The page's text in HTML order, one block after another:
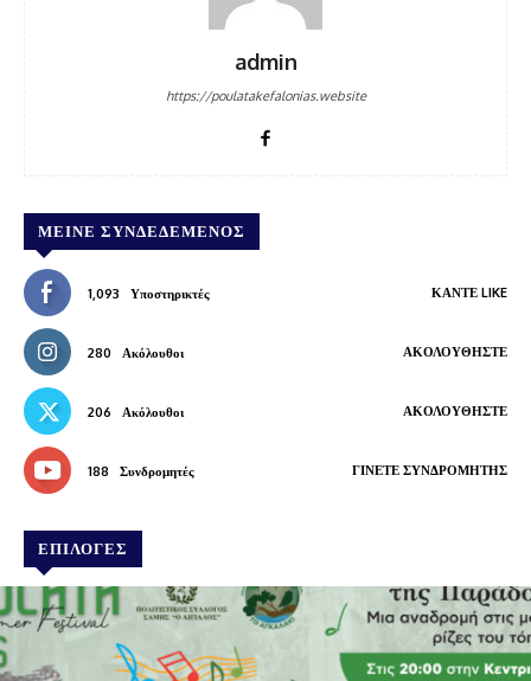
admin
https://poulatakefalonias.website
ΜΕΊΝΕ ΣΥΝΔΕΔΕΜΈΝΟΣ
1,093 Υποστηρικτές ΚΆΝΤΕ LIKE
280 Ακόλουθοι ΑΚΟΛΟΥΘΉΣΤΕ
206 Ακόλουθοι ΑΚΟΛΟΥΘΉΣΤΕ
188 Συνδρομητές ΓΊΝΕΤΕ ΣΥΝΔΡΟΜΗΤΉΣ
ΕΠΙΛΟΓΕΣ